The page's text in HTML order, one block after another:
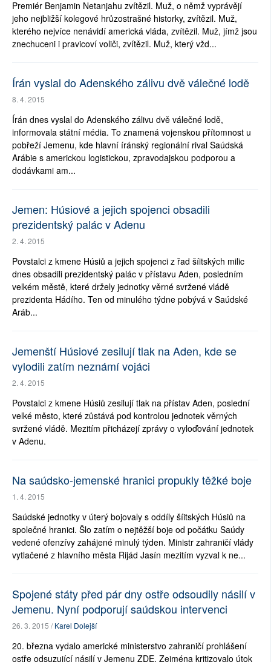
Premiér Benjamin Netanjahu zvítězil. Muž, o němž vyprávějí
jeho nejbližší kolegové hrůzostrašné historky, zvítězil. Muž,
kterého nejvíce nenávidí americká vláda, zvítězil. Muž, jímž jsou
znechuceni i pravicoví voliči, zvítězil. Muž, který vžd...
Írán vyslal do Adenského zálivu dvě válečné lodě
8. 4. 2015
Írán dnes vyslal do Adenského zálivu dvě válečné lodě,
informovala státní média. To znamená vojenskou přítomnost u
pobřeží Jemenu, kde hlavní íránský regionální rival Saúdská
Arábie s americkou logistickou, zpravodajskou podporou a
dodávkami am...
Jemen: Húsiové a jejich spojenci obsadili
prezidentský palác v Adenu
2. 4. 2015
Povstalci z kmene Húsiů a jejich spojenci z řad šíitských milic
dnes obsadili prezidentský palác v přístavu Aden, posledním
velkém městě, které držely jednotky věrné svržené vládě
prezidenta Hádího. Ten od minulého týdne pobývá v Saúdské
Aráb...
Jemenští Húsiové zesilují tlak na Aden, kde se
vylodili zatím neznámí vojáci
2. 4. 2015
Povstalci z kmene Húsiů zesilují tlak na přístav Aden, poslední
velké město, které zůstává pod kontrolou jednotek věrných
svržené vládě. Mezitím přicházejí zprávy o vyloďování jednotek
v Adenu.
Na saúdsko-jemenské hranici propukly těžké boje
1. 4. 2015
Saúdské jednotky v úterý bojovaly s oddíly šíitských Húsiů na
společné hranici. Šlo zatím o nejtěžší boje od počátku Saúdy
vedené ofenzívy zahájené minulý týden. Ministr zahraničí vlády
vytlačené z hlavního města Rijád Jasín mezitím vyzval k ne...
Spojené státy před pár dny ostře odsoudily násilí v
Jemenu. Nyní podporují saúdskou intervenci
26. 3. 2015 /Karel Dolejší
20. března vydalo americké ministerstvo zahraničí prohlášení
ostře odsuzující násilí v Jemenu ZDE. Zejména kritizovalo útok